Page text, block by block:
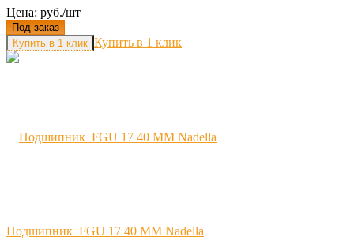
Цена: руб./шт
Под заказ
Купить в 1 клик
Подшипник FGU 17 40 MM Nadella